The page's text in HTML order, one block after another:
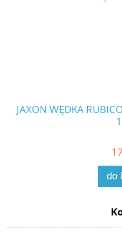
JAXON WĘDKA
do